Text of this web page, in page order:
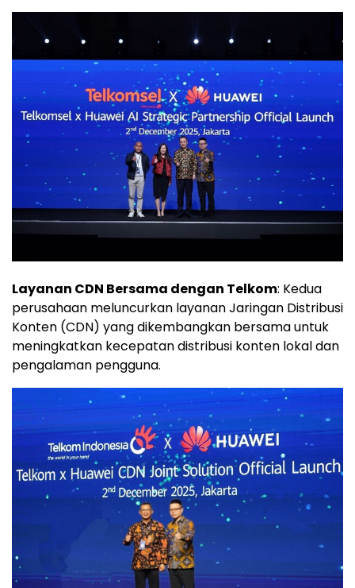
Layanan CDN Bersama dengan Telkom: Kedua
perusahaan meluncurkan layanan Jaringan Distribusi
Konten (CDN) yang dikembangkan bersama untuk
meningkatkan kecepatan distribusi konten lokal dan
pengalaman pengguna.